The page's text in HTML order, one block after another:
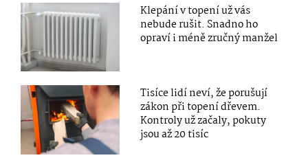
Klepání v topení už vás
nebude rušit. Snadno ho
opraví i méně zručný manžel
Tisíce lidí neví, že porušují
zákon při topení dřevem.
Kontroly už začaly, pokuty
jsou až 20 tisíc